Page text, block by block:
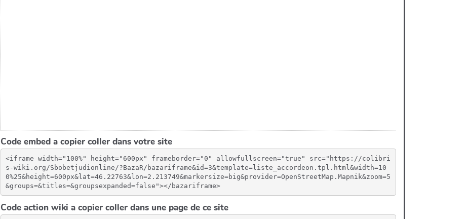
Code embed a copier coller dans votre site
<iframe width="100%" height="600px" frameborder="0" allowfullscreen="true" src="https://colibri
s-wiki.org/Sbobetjudionline/?BazaR/bazariframe&id=3&template=liste_accordeon.tpl.html&width=10
0%25&height=600px&lat=46.22763&lon=2.213749&markersize=big&provider=OpenStreetMap.Mapnik&zoom=5
&groups=&titles=&groupsexpanded=false"></bazariframe>
Code action wiki a copier coller dans une page de ce site